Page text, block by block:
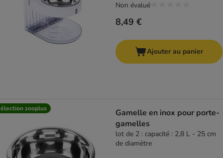
8,49 €
Non évalué
Ajouter au panier
zooplus
Gamelle en inox pour porte-
gamelles
lot de 2 : capacité : 2,8 L - 25 cm
de diamètre